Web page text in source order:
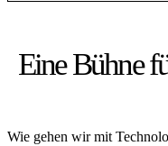
Eine Bühne
Wie gehen wir mit